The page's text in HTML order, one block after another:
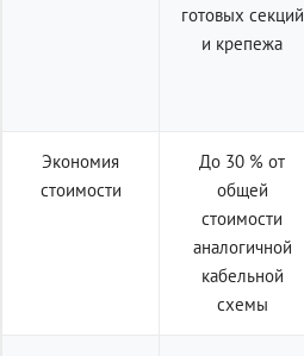
готовых секций
и крепежа
Экономия
стоимости
До 30 % от
общей
стоимости
аналогичной
кабельной
схемы